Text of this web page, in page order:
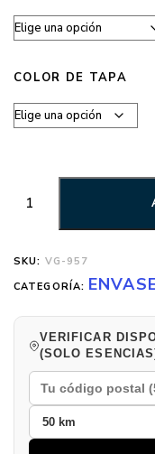
COLOR DE TAPA
SKU: VG-957
CATEGORÍA:
VERIFICAR
(SOLO